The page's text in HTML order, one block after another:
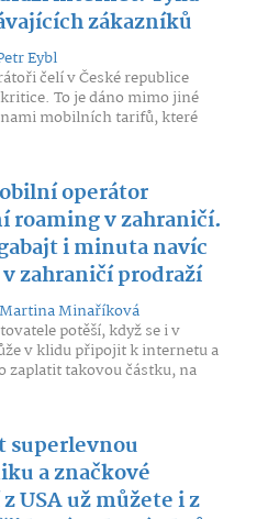
zákazníků
Eybl
čelí v České republice
To je dáno mimo jiné
mobilních tarifů, které
operátor
roaming v zahraničí.
i minuta navíc
zahraničí prodraží
Martina Minaříková
potěší, když se i v
v klidu připojit k internetu a
zaplatit takovou částku, na
superlevnou
a značkové
USA už můžete i z